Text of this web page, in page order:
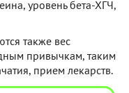
уровень бета-ХГЧ,
также вес
привычкам, таким
прием лекарств.